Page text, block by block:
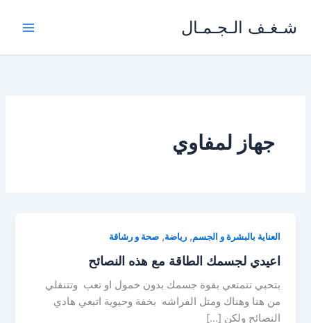
شـغـف الـجـمـال
جهاز لمفاوي
العناية بالبشرة و الجسم,رياضة,صحة و رشاقة
اعيدي لجسمك الطاقة مع هذه النصائح
بتحبي تتمتعي بقوة جسمك بدون خمول او تعب وتتنقلي
من هنا وهناك ومتل الفراشه بخفة وحيوية اتبعي هادي
النصائح ولكن […]